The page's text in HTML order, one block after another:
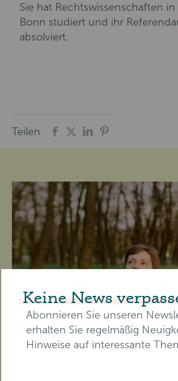
Sie hat Rechtswissenschaften in
Bonn studiert und ihr
absolviert.
Teilen
Keine News
Abonnieren Sie unseren
erhalten Sie regelmäßig
Hinweise auf interessante